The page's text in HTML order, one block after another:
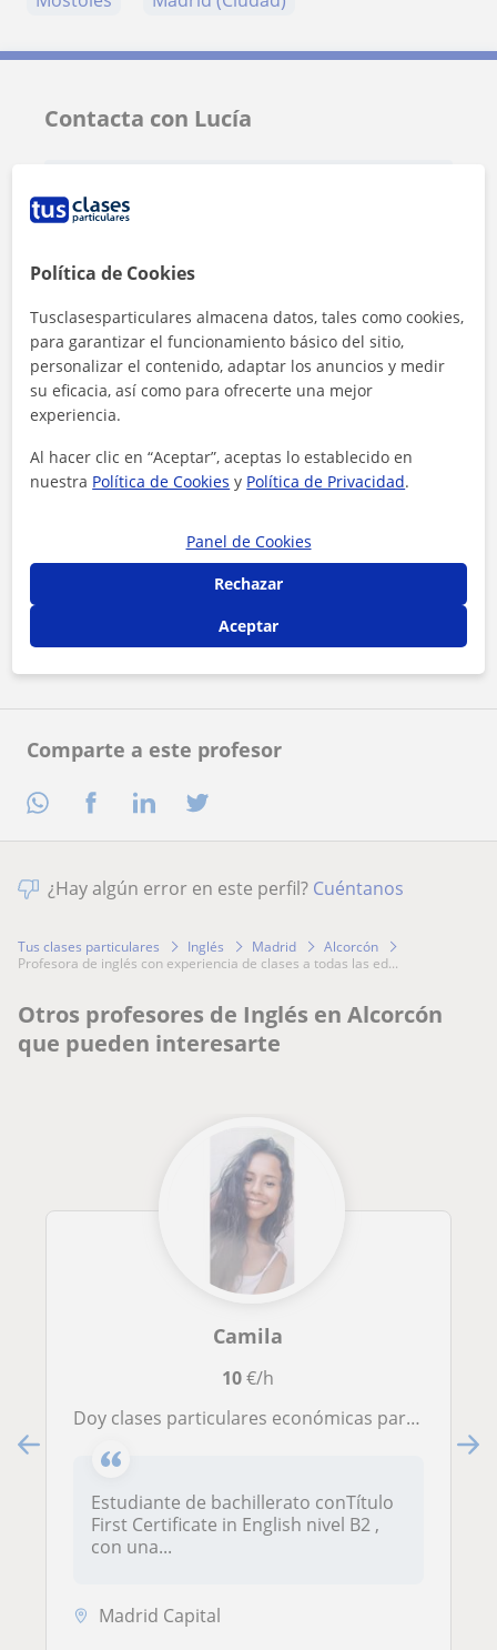
Comparte a este profesor
Contacta con Lucía
Al hacer clic, aceptas nuestroaviso legaly deprivacidad
Contactar ahora
¿Hay algún error en este perfil? Cuéntanos
Tus clases particulares Inglés Madrid
Alcorcón
profesora de inglés con experiencia de clases a todas las ed...
Otros profesores de Inglés en Alcorcón
que pueden interesarte
Camila
10€/h
Doy clases particulares económicas para niños de infantil-primaria. Disponibilidad horaria
Estudiante de bachillerato conTítulo
First Certificate in English nivel B2 ,
con una...
Madrid Capital
Política de Cookies
Tusclasesparticulares almacena datos, tales como cookies,
para garantizar el funcionamiento básico del sitio,
personalizar el contenido, adaptar los anuncios y medir
su eficacia, así como para ofrecerte una mejor
experiencia.
Al hacer clic en “Aceptar”, aceptas lo establecido en
nuestra Política de Cookies y Política de Privacidad.
Panel de Cookies
Rechazar
Aceptar